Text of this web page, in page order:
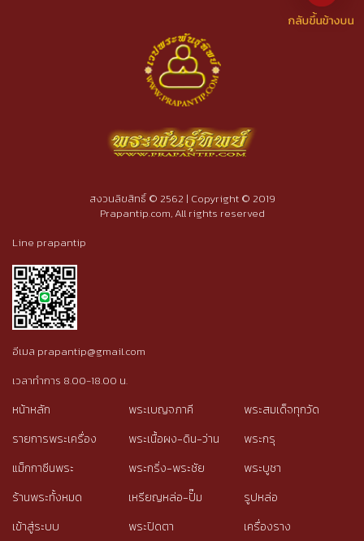
สงวนลิขสิทธิ์ © 2562 | Copyright © 2019
Prapantip.com, All rights reserved
Line prapantip
อีเมล prapantip@gmail.com
เวลาทำการ 8.00-18.00 น.
หน้าหลัก
รายการพระเครื่อง
แม็กกาซีนพระ
ร้านพระทั้งหมด
เข้าสู่ระบบ
พระเบญจภาคี
พระเนื้อผง-ดิน-ว่าน
พระกริ่ง-พระชัย
เหรียญหล่อ-ปั๊ม
พระปิดตา
พระสมเด็จทุกวัด
พระกรุ
พระบูชา
รูปหล่อ
เครื่องราง